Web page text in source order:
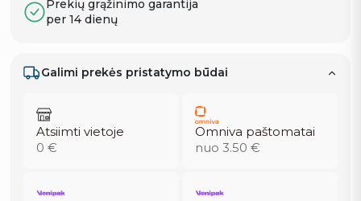
Prekių grąžinimo garantija
per 14 dienų
Galimi prekės pristatymo būdai
Atsiimti vietoje
0 €
Omniva paštomatai
nuo 3.50 €